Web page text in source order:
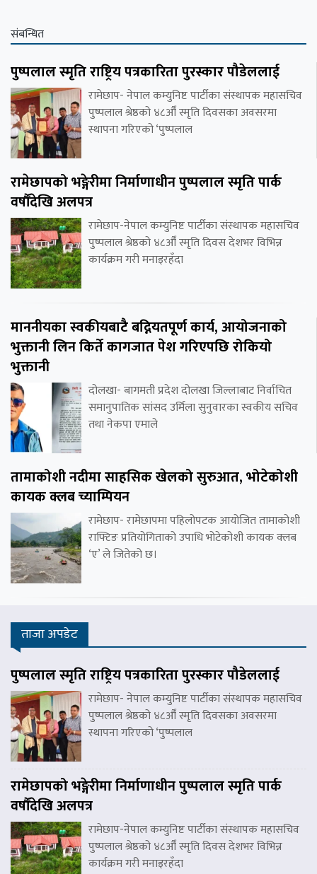
संबन्धित
पुष्पलाल स्मृति राष्ट्रिय पत्रकारिता पुरस्कार पौडेललाई
रामेछाप- नेपाल कम्युनिष्ट पार्टीका संस्थापक महासचिव
पुष्पलाल श्रेष्ठको ४८औँ स्मृति दिवसका अवसरमा
स्थापना गरिएको ‘पुष्पलाल
रामेछापको भङ्गेरीमा निर्माणाधीन पुष्पलाल स्मृति पार्क
वर्षौंदेखि अलपत्र
रामेछाप-नेपाल कम्युनिष्ट पार्टीका संस्थापक महासचिव
पुष्पलाल श्रेष्ठको ४८औँ स्मृति दिवस देशभर विभिन्न
कार्यक्रम गरी मनाइरहँदा
माननीयका स्वकीयबाटै बद्नियतपूर्ण कार्य, आयोजनाको
भुक्तानी लिन किर्ते कागजात पेश गरिएपछि रोकियो
भुक्तानी
दोलखा- बागमती प्रदेश दोलखा जिल्लाबाट निर्वाचित
समानुपातिक सांसद उर्मिला सुनुवारका स्वकीय सचिव
तथा नेकपा एमाले
तामाकोशी नदीमा साहसिक खेलको सुरुआत, भोटेकोशी
कायक क्लब च्याम्पियन
रामेछाप- रामेछापमा पहिलोपटक आयोजित तामाकोशी
राफ्टिङ प्रतियोगिताको उपाधि भोटेकोशी कायक क्लब
‘ए’ ले जितेको छ।
ताजा अपडेट
पुष्पलाल स्मृति राष्ट्रिय पत्रकारिता पुरस्कार पौडेललाई
रामेछाप- नेपाल कम्युनिष्ट पार्टीका संस्थापक महासचिव
पुष्पलाल श्रेष्ठको ४८औँ स्मृति दिवसका अवसरमा
स्थापना गरिएको ‘पुष्पलाल
रामेछापको भङ्गेरीमा निर्माणाधीन पुष्पलाल स्मृति पार्क
वर्षौंदेखि अलपत्र
रामेछाप-नेपाल कम्युनिष्ट पार्टीका संस्थापक महासचिव
पुष्पलाल श्रेष्ठको ४८औँ स्मृति दिवस देशभर विभिन्न
कार्यक्रम गरी मनाइरहँदा